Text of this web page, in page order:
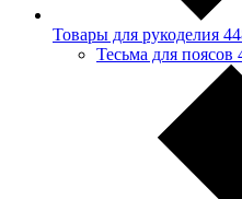
Товары для рукоделия
Тесьма для поясов